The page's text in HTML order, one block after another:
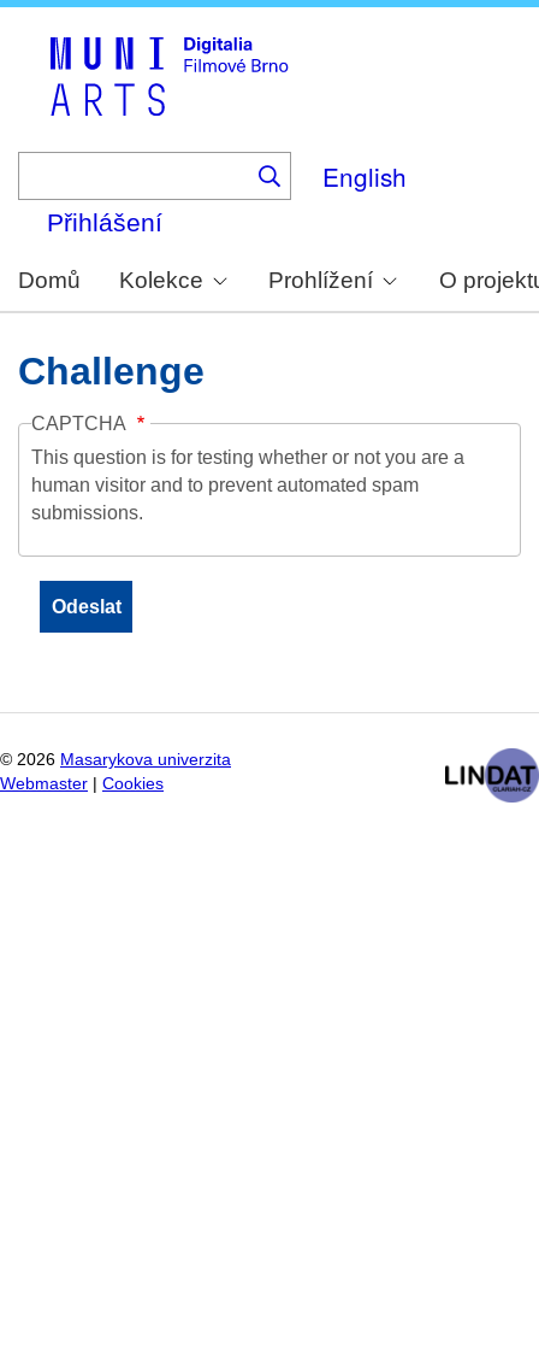
English
Přihlášení
Domů Kolekce Prohlížení O
Challenge
CAPTCHA
This question is for testing whether or not you are a
human visitor and to prevent automated spam
submissions.
© 2026 Masarykova univerzita
Webmaster
Cookies